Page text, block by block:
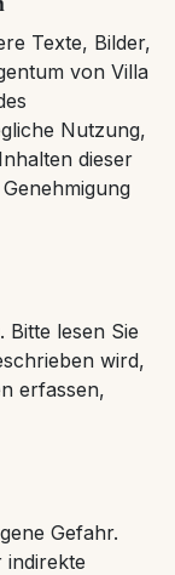
Texte, Bilder,
von Villa
Nutzung,
dieser
lesen Sie
wird,
erfassen,
Gefahr.
indirekte